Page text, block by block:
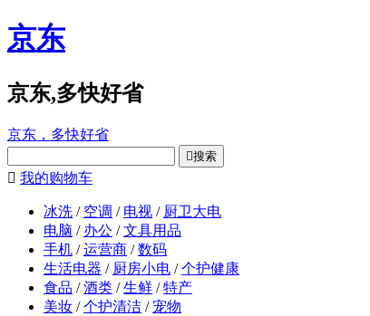
京东
京东,多快好省
京东，多快好省
搜索
 我的购物车
冰洗 / 空调 / 电视 / 厨卫大电
电脑 / 办公 / 文具用品
手机 / 运营商 / 数码
生活电器 / 厨房小电 / 个护健康
食品 / 酒类 / 生鲜 / 特产
美妆 / 个护清洁 / 宠物